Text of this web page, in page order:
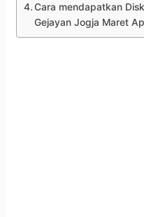
Cara mendapatkan
Gejayan Jogja Maret